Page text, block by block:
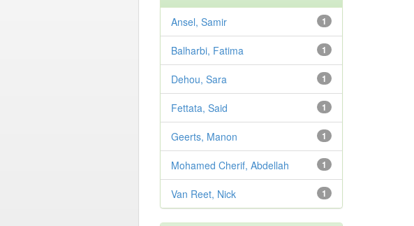
1
Ansel, Samir
1
Balharbi, Fatima
1
Dehou, Sara
1
Fettata, Said
1
Geerts, Manon
1
Mohamed Cherif, Abdellah
1
Van Reet, Nick